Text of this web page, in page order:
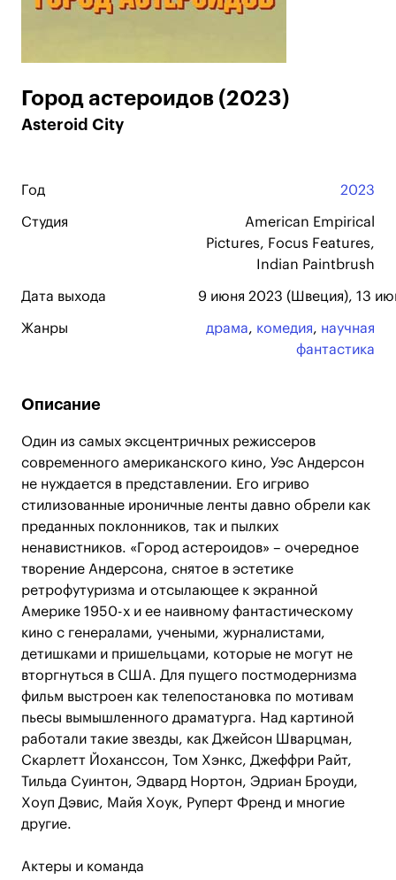
Город астероидов (2023)
Asteroid City
Год 2023
Студия
American Empirical
Pictures, Focus Features,
Indian Paintbrush
Дата выхода 9 июня 2023 (Швеция), 13
Жанры драма, комедия, научная
фантастика
Описание
Один из самых эксцентричных режиссеров
современного американского кино, Уэс Андерсон
не нуждается в представлении. Его игриво
стилизованные ироничные ленты давно обрели как
преданных поклонников, так и пылких
ненавистников. «Город астероидов» – очередное
творение Андерсона, снятое в эстетике
ретрофутуризма и отсылающее к экранной
Америке 1950-х и ее наивному фантастическому
кино с генералами, учеными, журналистами,
детишками и пришельцами, которые не могут не
вторгнуться в США. Для пущего постмодернизма
фильм выстроен как телепостановка по мотивам
пьесы вымышленного драматурга. Над картиной
работали такие звезды, как Джейсон Шварцман,
Скарлетт Йоханссон, Том Хэнкс, Джеффри Райт,
Тильда Суинтон, Эдвард Нортон, Эдриан Броуди,
Хоуп Дэвис, Майя Хоук, Руперт Френд и многие
другие.
Актеры и команда